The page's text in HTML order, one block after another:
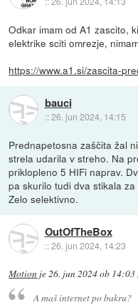
Odkar imam od A1 zascito,
elektrike sciti omrezje,
https://www.a1.si/zascita-
bauci
::26. jun 2024, 14:15
Prednapetosna zaščita žal
strela udarila v streho. Na
priklopleno 5 HIFi naprav.
pa skurilo tudi dva stikala
Zelo selektivno.
OutOfTheBox
::26. jun 2024, 14:23
Motion je26. jun 2024 ob 14:03
A maš internet po bakru?